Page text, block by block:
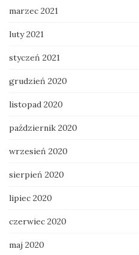
marzec 2021
luty 2021
styczeń 2021
grudzień 2020
listopad 2020
październik 2020
wrzesień 2020
sierpień 2020
lipiec 2020
czerwiec 2020
maj 2020